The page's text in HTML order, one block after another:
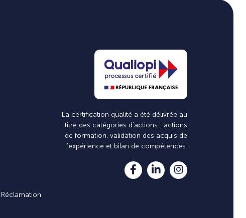
La certification qualité a été délivrée au
titre des catégories d’actions : actions
de formation, validation des acquis de
l’expérience et bilan de compétences.
Réclamation